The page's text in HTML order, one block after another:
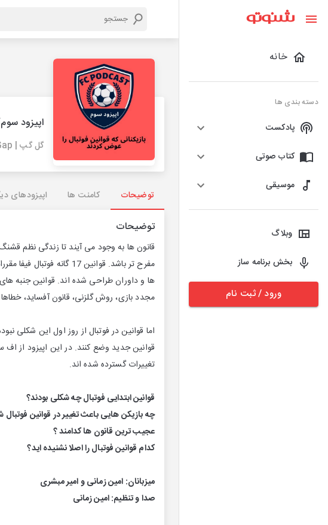
خانه
دسته بندی ها
پادکست
کتاب صوتی
موسیقی
وبلاگ
بخش برنامه ساز
ورود / ثبت نام
اپیزود
گل گپ | GoallGap
توضیحات کامنت ها اپیزودهای
توضیحات
قانون ها به وجود می آیند تا زندگی نظم
مفرح تر باشد. قوانین
ها و داوران طراحی شده اند. قوانین جنبه
مجدد بازی، روش گلزنی، قانون آفساید،
اما قوانین در فوتبال از روز اول این شکلی
قوانین جدید وضع کنند. در این اپیزود از
تغییرات گسترده شده اند.
قوانین ابتدایی فوتبال چه شکلی بودند؟
چه بازیکن هایی باعث تغییر در قوانین فوتبال
عجیب ترین قانون ها کدامند ؟
کدام قوانین فوتبال را اصلا نشنیده اید؟
میزبانان: امین زمانی و امیر مبشری
صدا و تنظیم: امین زمانی